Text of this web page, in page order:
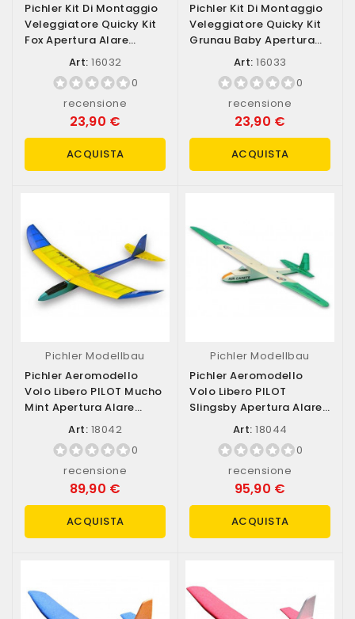
Pichler Kit Di Montaggio
Veleggiatore Quicky Kit
Fox Apertura Alare
1000mm...Art: 16032
0
recensione
23,90 €
ACQUISTA
Pichler Kit Di Montaggio
Veleggiatore Quicky Kit
Grunau Baby Apertura
Art: 16033
0
recensione
23,90 €
ACQUISTA
Pichler Modellbau
Pichler Aeromodello
Volo Libero PILOT Mucho
Mint Apertura Alare
850mm...Art: 18042
0
recensione
89,90 €
ACQUISTA
Pichler Modellbau
Pichler Aeromodello
Volo Libero PILOT
Slingsby Apertura Alare
924mm Lasercut...
Art: 18044
0
recensione
95,90 €
ACQUISTA